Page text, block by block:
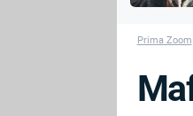
Prima Zoom